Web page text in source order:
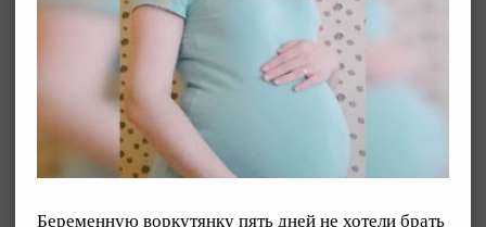
Беременную воркутянку пять дней не хотели брать